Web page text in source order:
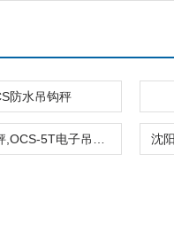
防水吊钩秤